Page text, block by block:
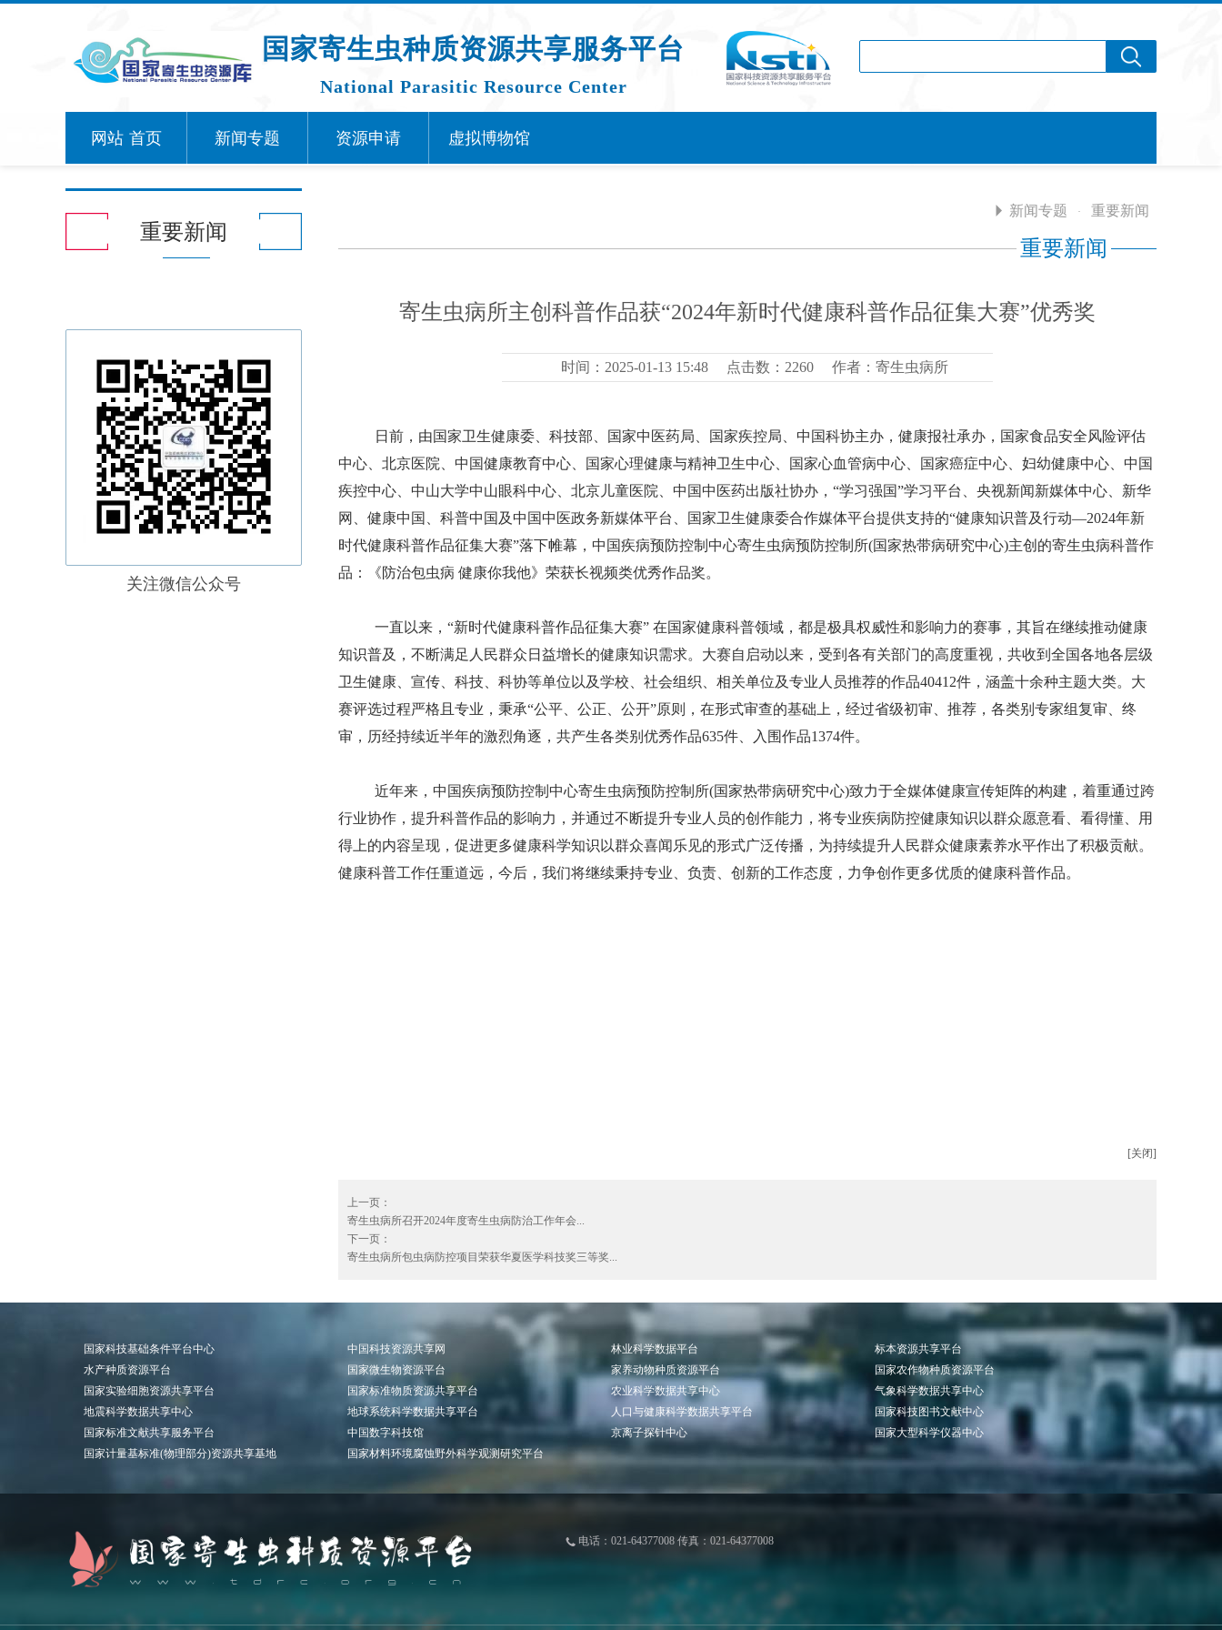
国家寄生虫种质资源共享服务平台
National Parasitic Resource Center
网站 首页 新闻专题 资源申请 虚拟博物馆
重要新闻
关注微信公众号
新闻专题 · 重要新闻
重要新闻
寄生虫病所主创科普作品获“2024年新时代健康科普作品征集大赛”优秀奖
时间：2025-01-13 15:48 点击数：2260 作者：寄生虫病所
日前，由国家卫生健康委、科技部、国家中医药局、国家疾控局、中国科协主办，健康报社承办，国家食品安全风险评估
中心、北京医院、中国健康教育中心、国家心理健康与精神卫生中心、国家心血管病中心、国家癌症中心、妇幼健康中心、中国
疾控中心、中山大学中山眼科中心、北京儿童医院、中国中医药出版社协办，“学习强国”学习平台、央视新闻新媒体中心、新华
网、健康中国、科普中国及中国中医政务新媒体平台、国家卫生健康委合作媒体平台提供支持的“健康知识普及行动—2024年新
时代健康科普作品征集大赛”落下帷幕，中国疾病预防控制中心寄生虫病预防控制所(国家热带病研究中心)主创的寄生虫病科普作
品：《防治包虫病 健康你我他》荣获长视频类优秀作品奖。
一直以来，“新时代健康科普作品征集大赛” 在国家健康科普领域，都是极具权威性和影响力的赛事，其旨在继续推动健康
知识普及，不断满足人民群众日益增长的健康知识需求。大赛自启动以来，受到各有关部门的高度重视，共收到全国各地各层级
卫生健康、宣传、科技、科协等单位以及学校、社会组织、相关单位及专业人员推荐的作品40412件，涵盖十余种主题大类。大
赛评选过程严格且专业，秉承“公平、公正、公开”原则，在形式审查的基础上，经过省级初审、推荐，各类别专家组复审、终
审，历经持续近半年的激烈角逐，共产生各类别优秀作品635件、入围作品1374件。
近年来，中国疾病预防控制中心寄生虫病预防控制所(国家热带病研究中心)致力于全媒体健康宣传矩阵的构建，着重通过跨
行业协作，提升科普作品的影响力，并通过不断提升专业人员的创作能力，将专业疾病防控健康知识以群众愿意看、看得懂、用
得上的内容呈现，促进更多健康科学知识以群众喜闻乐见的形式广泛传播，为持续提升人民群众健康素养水平作出了积极贡献。
健康科普工作任重道远，今后，我们将继续秉持专业、负责、创新的工作态度，力争创作更多优质的健康科普作品。
[关闭]
上一页：
寄生虫病所召开2024年度寄生虫病防治工作年会...
下一页：
寄生虫病所包虫病防控项目荣获华夏医学科技奖三等奖...
国家科技基础条件平台中心 中国科技资源共享网 林业科学数据平台
标本资源共享平台
水产种质资源平台
国家微生物资源平台 家养动物种质资源平台
国家农作物种质资源平台
国家实验细胞资源共享平台
国家标准物质资源共享平台 农业科学数据共享中心
气象科学数据共享中心
地震科学数据共享中心
地球系统科学数据共享平台 人口与健康科学数据共享平台
国家科技图书文献中心
国家标准文献共享服务平台
中国数字科技馆 京离子探针中心
国家大型科学仪器中心
国家计量基标准(物理部分)资源共享基地
国家材料环境腐蚀野外科学观测研究平台
电话：021-64377008 传真：021-64377008